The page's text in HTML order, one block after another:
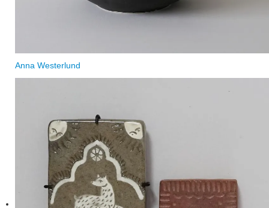
Anna Westerlund